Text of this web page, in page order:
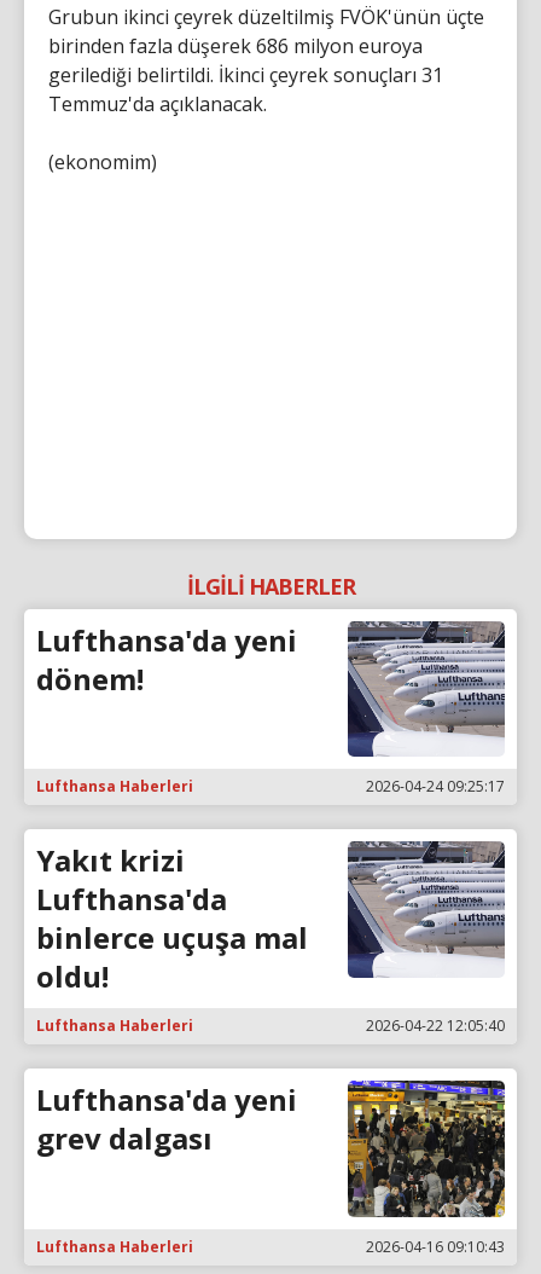
Grubun ikinci çeyrek düzeltilmiş FVÖK'ünün üçte
birinden fazla düşerek 686 milyon euroya
gerilediği belirtildi. İkinci çeyrek sonuçları 31
Temmuz'da açıklanacak.
(ekonomim)
İLGİLİ HABERLER
Lufthansa'da yeni
dönem!
Lufthansa Haberleri 2026-04-24 09:25:17
Yakıt krizi
Lufthansa'da
binlerce uçuşa mal
oldu!
Lufthansa Haberleri 2026-04-22 12:05:40
Lufthansa'da yeni
grev dalgası
Lufthansa Haberleri 2026-04-16 09:10:43